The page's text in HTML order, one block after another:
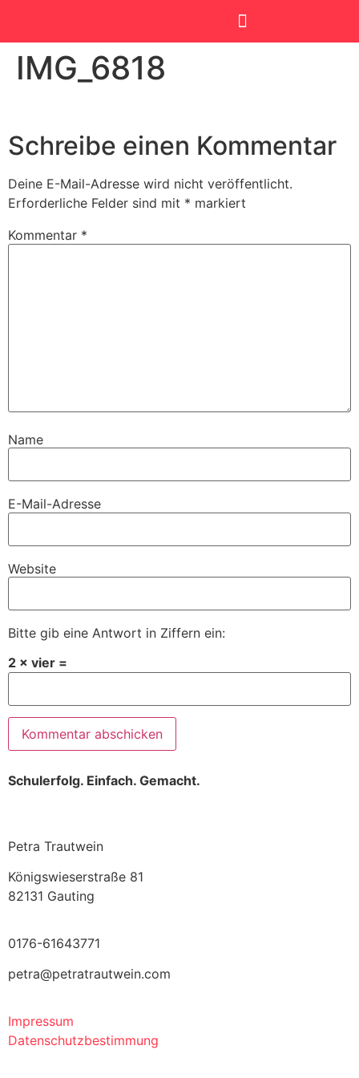
IMG_6818
Schreibe einen Kommentar
Deine E-Mail-Adresse wird nicht veröffentlicht.
Erforderliche Felder sind mit * markiert
Kommentar *
Name
E-Mail-Adresse
Website
Bitte gib eine Antwort in Ziffern ein:
2 × vier =
Schulerfolg. Einfach. Gemacht.
Petra Trautwein
Königswieserstraße 81
82131 Gauting
0176-61643771
petra@petratrautwein.com
Impressum
Datenschutzbestimmung